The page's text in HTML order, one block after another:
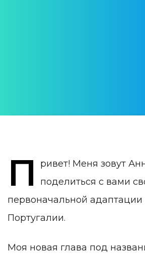
30 January 2020
П
ривет! Меня зовут
поделиться с вами
первоначальной адаптации
Португалии.
Моя новая глава под